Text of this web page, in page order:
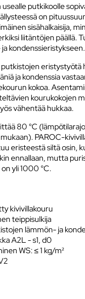
putkikoolle
on
sisähalkaisija,
liitäntöjen päällä.
kondenssieristykseen.
eristystyötä
ja kondenssia
kokoa.
kourukokojen
vähentää hukkaa.
80 °C
PAROC-
eristeestä siltä osin,
ennallaan, mutta
yli 1000 °C.
kivivillakouru
teippisulkija
lämmön- ja
A2L - s1, d0
WS: ≤ 1 kg/m²